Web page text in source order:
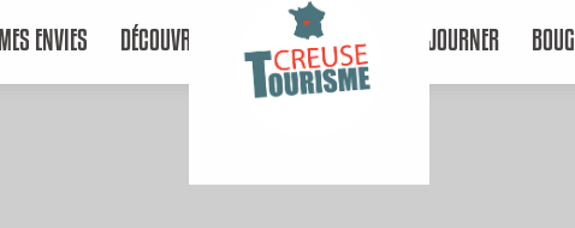
MES ENVIES DÉCOUVRIR SÉJOURNER